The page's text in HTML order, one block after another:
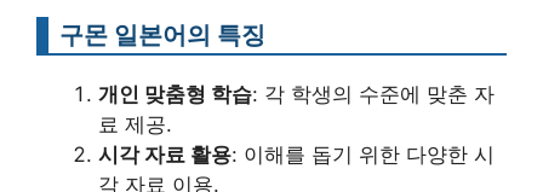
구몬 일본어의 특징
개인 맞춤형 학습: 각 학생의 수준에 맞춘 자
료 제공.
시각 자료 활용: 이해를 돕기 위한 다양한 시
각 자료 이용.